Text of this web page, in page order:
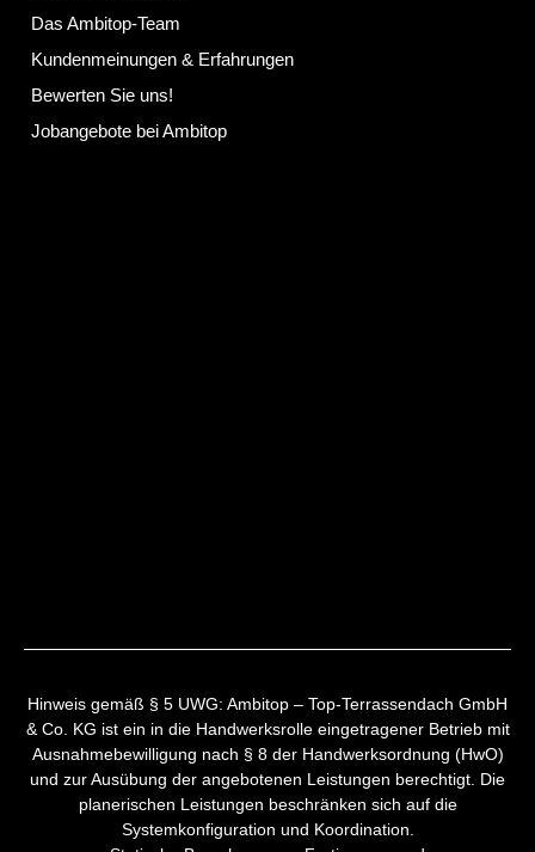
Das Ambitop-Team
Kundenmeinungen & Erfahrungen
Bewerten Sie uns!
Jobangebote bei Ambitop
Hinweis gemäß § 5 UWG: Ambitop – Top-Terrassendach GmbH
& Co. KG ist ein in die Handwerksrolle eingetragener Betrieb mit
Ausnahmebewilligung nach § 8 der Handwerksordnung (HwO)
und zur Ausübung der angebotenen Leistungen berechtigt. Die
planerischen Leistungen beschränken sich auf die
Systemkonfiguration und Koordination.